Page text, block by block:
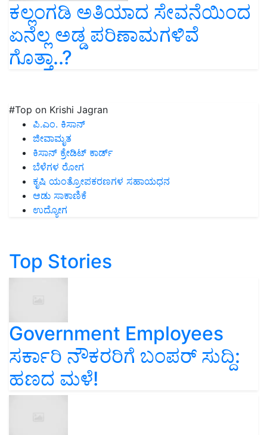
ಕಲ್ಲಂಗಡಿ ಅತಿಯಾದ ಸೇವನೆಯಿಂದ
ಏನೆಲ್ಲ ಅಡ್ಡ ಪರಿಣಾಮಗಳಿವೆ
ಗೊತ್ತಾ..?
#Top on Krishi Jagran
ಪಿ.ಎಂ. ಕಿಸಾನ್
ಜೀವಾಮೃತ
ಕಿಸಾನ್ ಕ್ರೇಡಿಟ್ ಕಾರ್ಡ್
ಬೆಳೆಗಳ ರೋಗ
ಕೃಷಿ ಯಂತ್ರೋಪಕರಣಗಳ ಸಹಾಯಧನ
ಆಡು ಸಾಕಾಣಿಕೆ
ಉದ್ಯೋಗ
Top Stories
Government Employees
ಸರ್ಕಾರಿ ನೌಕರರಿಗೆ ಬಂಪರ್‌ ಸುದ್ದಿ:
ಹಣದ ಮಳೆ!